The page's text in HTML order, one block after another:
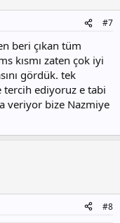
#7
beri çıkan tüm
kısmı zaten çok iyi
gördük. tek
tercih ediyoruz e tabi
veriyor bize Nazmiye
#8